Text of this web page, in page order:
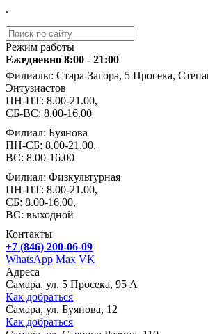
.
Режим работы
Ежедневно 8:00 - 21:00
Филиалы: Стара-Загора, 5 Просека,
Энтузиастов
ПН-ПТ: 8.00-21.00,
СБ-ВС: 8.00-16.00
Филиал: Буянова
ПН-СБ: 8.00-21.00,
ВС: 8.00-16.00
Филиал: Физкультурная
ПН-ПТ: 8.00-21.00,
СБ: 8.00-16.00,
ВС: выходной
Контакты
+7 (846) 200-06-09
WhatsApp Max VK
Адреса
Самара, ул. 5 Просека, 95 А
Как добраться
Самара, ул. Буянова, 12
Как добраться